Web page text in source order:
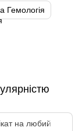
Гемологія